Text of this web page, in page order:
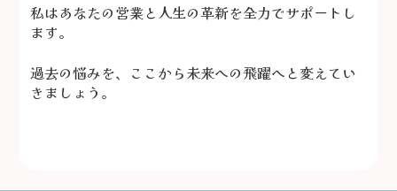
私はあなたの営業と人生の革新を全力でサポートし
ます。
過去の悩みを、ここから未来への飛躍へと変えてい
きましょう。